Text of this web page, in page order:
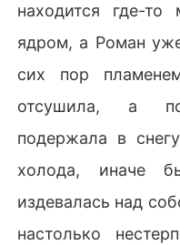
находится где-
ядром, а Роман
сих пор
отсушила, а
подержала в
холода, иначе
издевалась над
настолько